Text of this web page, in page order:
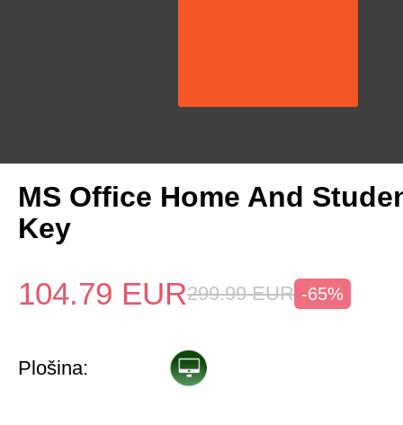
MS Office Home And
Key
104.79 EUR299.99 EUR -65%
Plošina: